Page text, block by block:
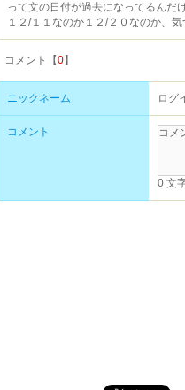
って文の日付が過去になってるんだ
１２/１１なのか１２/２０なのか、
コメント【0】
ニックネーム ログ
コメント
0 文